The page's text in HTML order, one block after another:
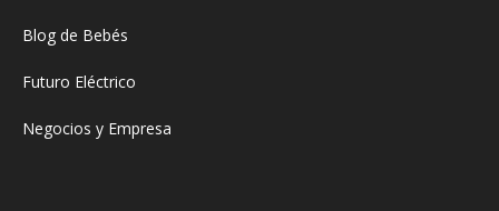
Blog de Bebés
Futuro Eléctrico
Negocios y Empresa